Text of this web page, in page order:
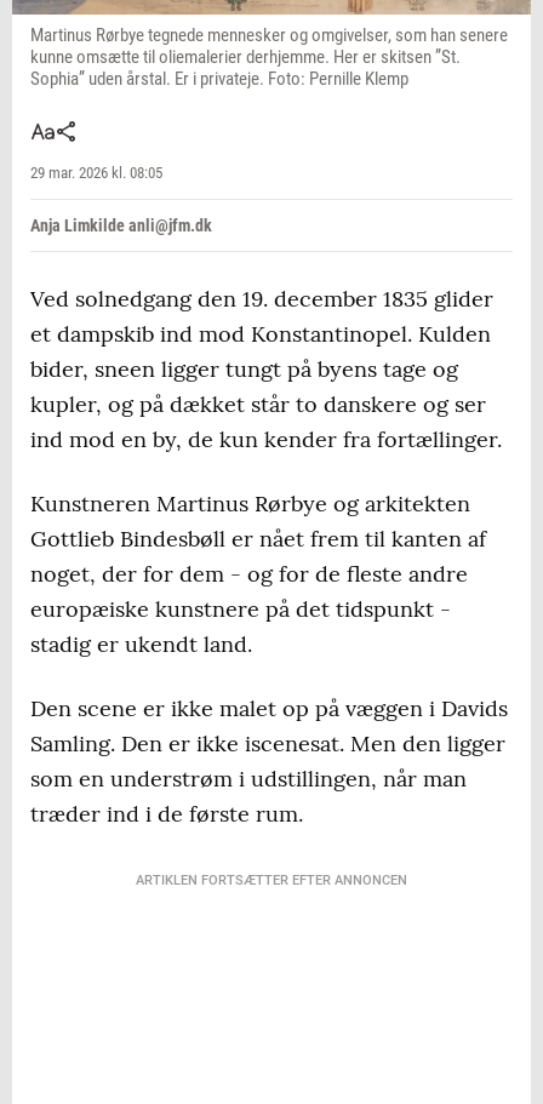
Martinus Rørbye tegnede mennesker og omgivelser, som han senere
kunne omsætte til oliemalerier derhjemme. Her er skitsen ”St.
Sophia” uden årstal. Er i privateje. Foto: Pernille Klemp
29 mar. 2026 kl. 08:05
Anja Limkilde anli@jfm.dk
Ved solnedgang den 19. december 1835 glider
et dampskib ind mod Konstantinopel. Kulden
bider, sneen ligger tungt på byens tage og
kupler, og på dækket står to danskere og ser
ind mod en by, de kun kender fra fortællinger.
Kunstneren Martinus Rørbye og arkitekten
Gottlieb Bindesbøll er nået frem til kanten af
noget, der for dem - og for de fleste andre
europæiske kunstnere på det tidspunkt -
stadig er ukendt land.
Den scene er ikke malet op på væggen i Davids
Samling. Den er ikke iscenesat. Men den ligger
som en understrøm i udstillingen, når man
træder ind i de første rum.
ARTIKLEN FORTSÆTTER EFTER ANNONCEN